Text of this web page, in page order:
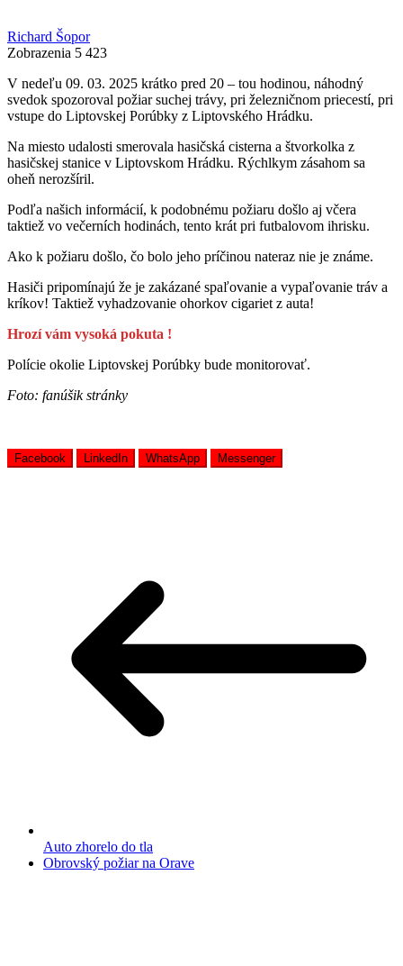
Richard Šopor
Zobrazenia 5 423
V nedeľu 09. 03. 2025 krátko pred 20 – tou hodinou, náhodný
svedok spozoroval požiar suchej trávy, pri železničnom priecestí, pri
vstupe do Liptovskej Porúbky z Liptovského Hrádku.
Na miesto udalosti smerovala hasičská cisterna a štvorkolka z
hasičskej stanice v Liptovskom Hrádku. Rýchlkym zásahom sa
oheň nerozšíril.
Podľa našich informácií, k podobnému požiaru došlo aj včera
taktiež vo večerních hodinách, tento krát pri futbalovom ihrisku.
Ako k požiaru došlo, čo bolo jeho príčinou nateraz nie je známe.
Hasiči pripomínajú že je zakázané spaľovanie a vypaľovanie tráv a
kríkov! Taktiež vyhadzovanie ohorkov cigariet z auta!
Hrozí vám vysoká pokuta !
Polície okolie Liptovskej Porúbky bude monitorovať.
Foto: fanúšik stránky
Facebook LinkedIn WhatsApp Messenger
Auto zhorelo do tla
Obrovský požiar na Orave